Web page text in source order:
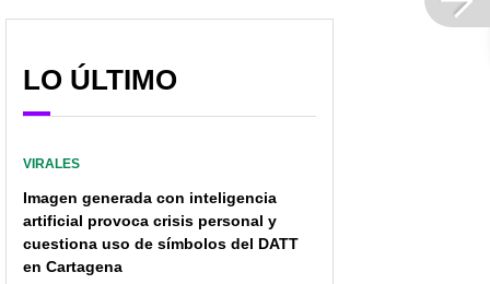
Durán por su partida:
diagnosticada con
LO ÚLTIMO
VIRALES
Imagen generada con inteligencia
artificial provoca crisis personal y
cuestiona uso de símbolos del DATT
en Cartagena